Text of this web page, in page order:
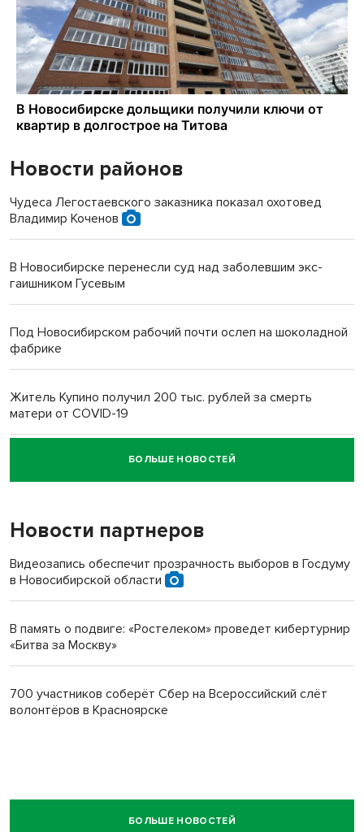
Новости районов
Чудеса Легостаевского заказника показал охотовед
Владимир Коченов
В Новосибирске перенесли суд над заболевшим экс-
гаишником Гусевым
Под Новосибирском рабочий почти ослеп на шоколадной
фабрике
Житель Купино получил 200 тыс. рублей за смерть
матери от COVID-19
Новосибирский суд наказал водителя за смерть
пенсионерки на вокзале
БОЛЬШЕ НОВОСТЕЙ
Новости партнеров
Видеозапись обеспечит прозрачность выборов в Госдуму
в Новосибирской области
В память о подвиге: «Ростелеком» проведет кибертурнир
«Битва за Москву»
700 участников соберёт Сбер на Всероссийский слёт
волонтёров в Красноярске
БОЛЬШЕ НОВОСТЕЙ